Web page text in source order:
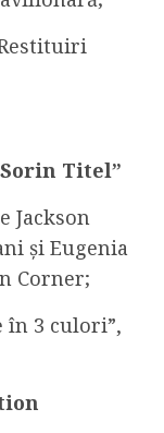
Titel”
Jackson
și Eugenia
Corner;
în 3 culori”,